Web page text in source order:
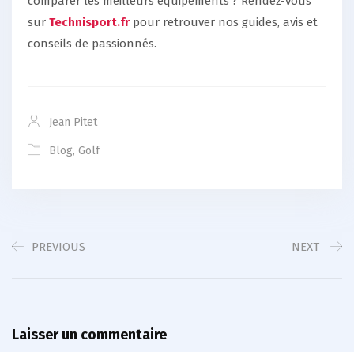
sur Technisport.fr pour retrouver nos guides, avis et
conseils de passionnés.
Jean Pitet
Blog, Golf
PREVIOUS NEXT
Laisser un commentaire